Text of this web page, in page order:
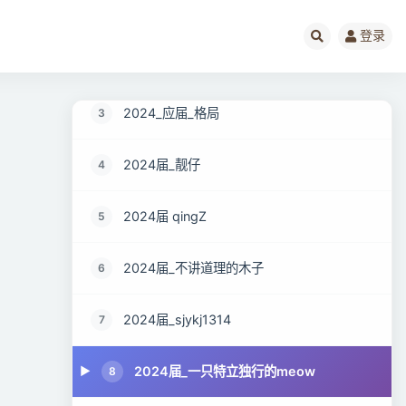
登录
3 2024_应届_格局
4 2024届_靓仔
5 2024届 qingZ
6 2024届_不讲道理的木子
7 2024届_sjykj1314
8 2024届_一只特立独行的meow